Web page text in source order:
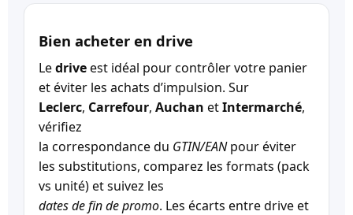
Bien acheter en drive
Ledriveest idéal pour contrôler votre panier
et éviter les achats d’impulsion. Sur
Leclerc, Carrefour, Auchan etIntermarché,
vérifiez
la correspondance du GTIN/EANpour éviter
les substitutions, comparez les formats (pack
vs unité) et suivez les
dates de fin de promo. Les écarts entre drive et